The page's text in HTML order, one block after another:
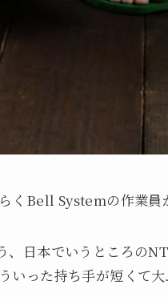
くBell Systemの作業員
日本でいうところの
いった持ち手が短くて大